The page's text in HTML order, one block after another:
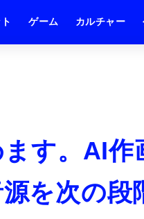
ゲーム カルチャー
す。AI
を次の